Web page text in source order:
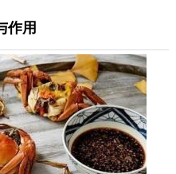
作用